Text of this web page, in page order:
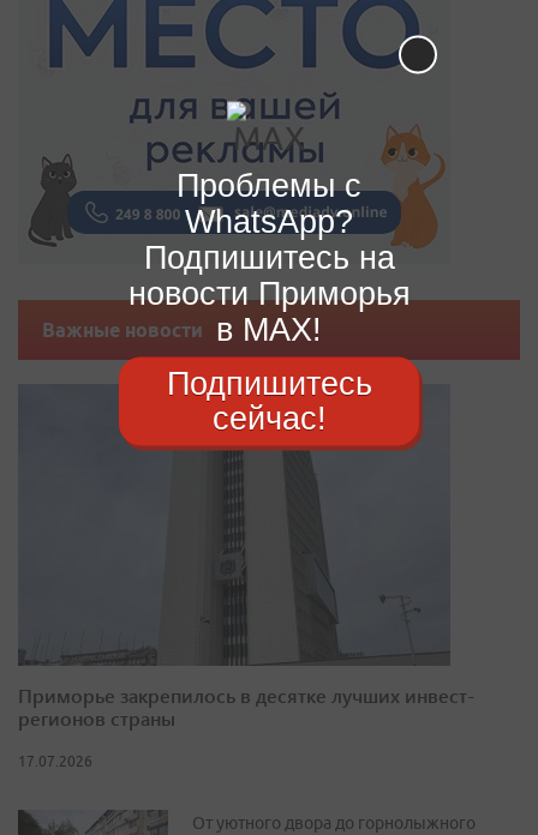
Важные новости
Приморье закрепилось в десятке лучших инвест-
регионов страны
17.07.2026
От уютного двора до горнолыжного
Проблемы с
WhatsApp?
Подпишитесь на
новости Приморья
в MAX!
Подпишитесь
сейчас!